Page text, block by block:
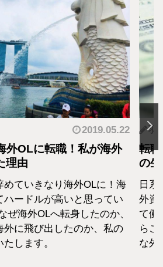
2019.05.22
外OLに転職！私が海外
理由
めていきなり海外OLに！海
ハードルが高いと思ってい
ぜ海外OLへ転身したのか、
外に飛び出したのか、私の
します。
羽
転
の
日
外資
て働
らこ
な外